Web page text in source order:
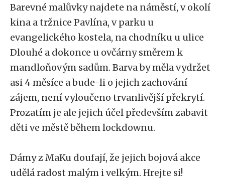
Barevné malůvky najdete na náměstí, v okolí
kina a tržnice Pavlína, v parku u
evangelického kostela, na chodníku u ulice
Dlouhé a dokonce u ovčárny směrem k
mandloňovým sadům. Barva by měla vydržet
asi 4 měsíce a bude-li o jejich zachování
zájem, není vyloučeno trvanlivější překrytí.
Prozatím je ale jejich účel především zabavit
děti ve městě během lockdownu.
Dámy z MaKu doufají, že jejich bojová akce
udělá radost malým i velkým. Hrejte si!